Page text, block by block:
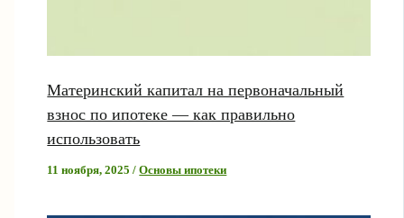
Материнский капитал на первоначальный
взнос по ипотеке — как правильно
использовать
11 ноября, 2025/Основы ипотеки